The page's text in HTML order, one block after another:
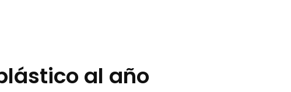
al año